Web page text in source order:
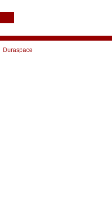
Duraspace